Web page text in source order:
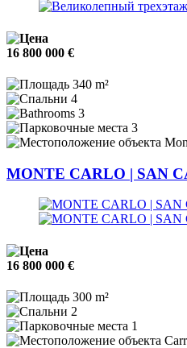
16 800 000 €
340 m²
4
3
3
MONTE CARLO |
16 800 000 €
300 m²
2
1